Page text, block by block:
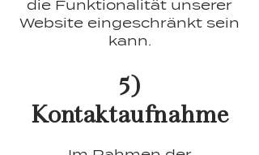
die Funktionalität unserer
Website eingeschränkt sein
kann.
5)
Kontaktaufnahme